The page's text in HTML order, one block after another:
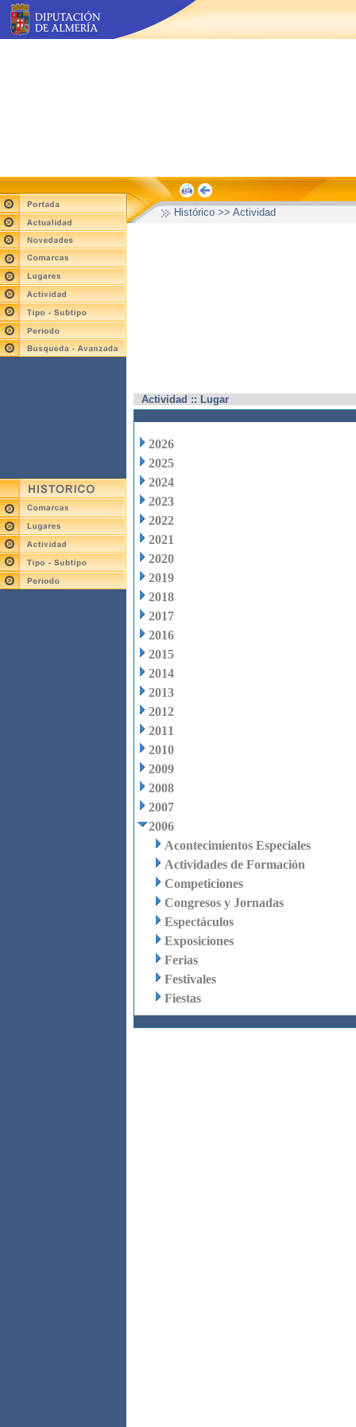
Histórico >> Actividad
Actividad :: Lugar
2026
2025
2024
2023
2022
2021
2020
2019
2018
2017
2016
2015
2014
2013
2012
2011
2010
2009
2008
2007
2006
Acontecimientos Especiales
Actividades de Formación
Competiciones
Congresos y Jornadas
Espectáculos
Exposiciones
Ferias
Festivales
Fiestas